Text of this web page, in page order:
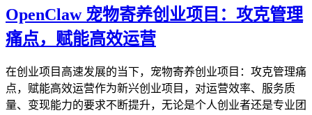
OpenClaw 宠物寄养创业项目：攻克管理
痛点，赋能高效运营
在创业项目高速发展的当下，宠物寄养创业项目：攻克管理痛
点，赋能高效运营作为新兴创业项目，对运营效率、服务质
量、变现能力的要求不断提升，无论是个人创业者还是专业团